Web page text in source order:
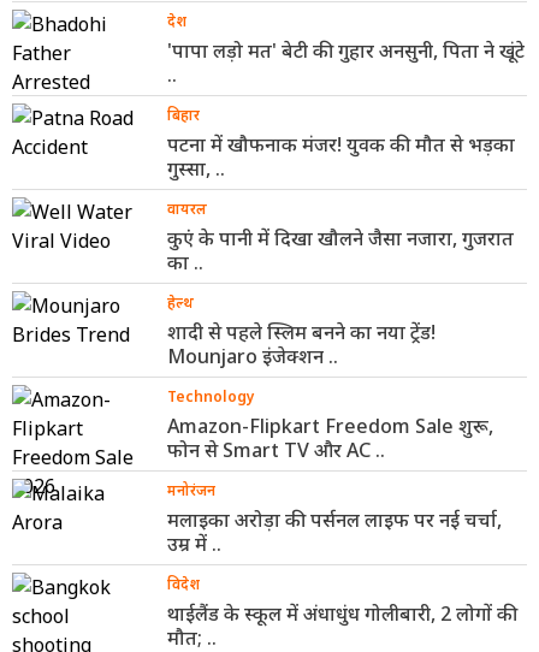
देश
'पापा लड़ो मत' बेटी की गुहार अनसुनी, पिता ने खूंटे
..
बिहार
पटना में खौफनाक मंजर! युवक की मौत से भड़का
गुस्सा, ..
वायरल
कुएं के पानी में दिखा खौलने जैसा नजारा, गुजरात
का ..
हेल्थ
शादी से पहले स्लिम बनने का नया ट्रेंड!
Mounjaro इंजेक्शन ..
Technology
Amazon-Flipkart Freedom Sale शुरू,
फोन से Smart TV और AC ..
मनोरंजन
मलाइका अरोड़ा की पर्सनल लाइफ पर नई चर्चा,
उम्र में ..
विदेश
थाईलैंड के स्कूल में अंधाधुंध गोलीबारी, 2 लोगों की
मौत; ..